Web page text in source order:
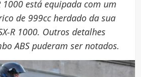
1000 está equipada com um
de 999cc herdado da sua
R 1000. Outros detalhes
ABS puderam ser notados.